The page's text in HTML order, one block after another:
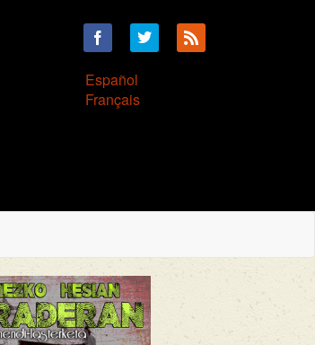
Español
Français